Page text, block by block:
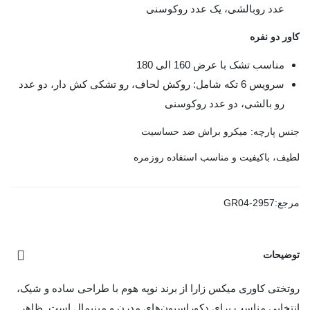
عدد روبالشی، یک عدد روکوسنی
کاور دو نفره
مناسب تشک با عرض 160 الی 180
سرویس 6 تکه شامل: روکش لحاف، رو تشکی کش دار، دو عدد
رو بالشی، دو عدد روکوسنی
جنس پارچه: میکرو براش ضد حساسیت
لطیف، باکیفیت و مناسب استفاده روزمره
مرجع:GR04-2957
توضیحات
روتختی کاوری میکس زارا از برند نوپه هوم با طراحی ساده و شیک،